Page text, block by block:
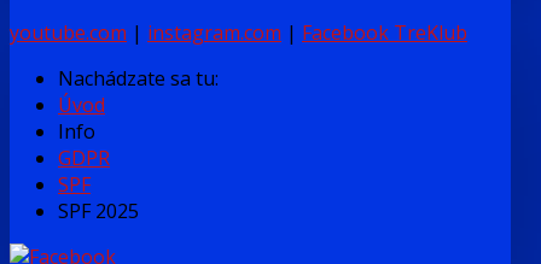
youtube.com | instagram.com | Facebook TreKlub
Nachádzate sa tu:
Úvod
Info
GDPR
SPF
SPF 2025